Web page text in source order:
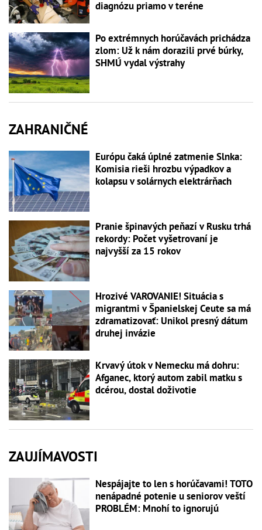
diagnózu priamo v teréne
Po extrémnych horúčavách prichádza
zlom: Už k nám dorazili prvé búrky,
SHMÚ vydal výstrahy
ZAHRANIČNÉ
Európu čaká úplné zatmenie Slnka:
Komisia rieši hrozbu výpadkov a
kolapsu v solárnych elektrárňach
Pranie špinavých peňazí v Rusku trhá
rekordy: Počet vyšetrovaní je
najvyšší za 15 rokov
Hrozivé VAROVANIE! Situácia s
migrantmi v Španielskej Ceute sa má
zdramatizovať: Unikol presný dátum
druhej invázie
Krvavý útok v Nemecku má dohru:
Afganec, ktorý autom zabil matku s
dcérou, dostal doživotie
ZAUJÍMAVOSTI
Nespájajte to len s horúčavami! TOTO
nenápadné potenie u seniorov veští
PROBLÉM: Mnohí to ignorujú